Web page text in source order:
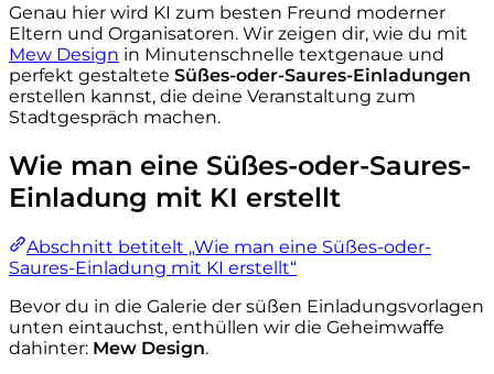
Genau hier wird KI zum besten Freund moderner
Eltern und Organisatoren. Wir zeigen dir, wie du mit
Mew Design in Minutenschnelle textgenaue und
perfekt gestaltete Süßes-oder-Saures-Einladungen
erstellen kannst, die deine Veranstaltung zum
Stadtgespräch machen.
Wie man eine Süßes-oder-Saures-
Einladung mit KI erstellt
Abschnitt betitelt „Wie man eine Süßes-oder-
Saures-Einladung mit KI erstellt“
Bevor du in die Galerie der süßen Einladungsvorlagen
unten eintauchst, enthüllen wir die Geheimwaffe
dahinter: Mew Design.